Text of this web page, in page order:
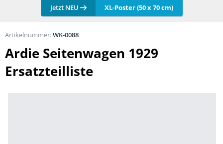
Jetzt NEU XL-Poster (50 x 70 cm)
Ardie Seitenwagen 1929
Ersatzteilliste
Artikelnummer:WK-0088